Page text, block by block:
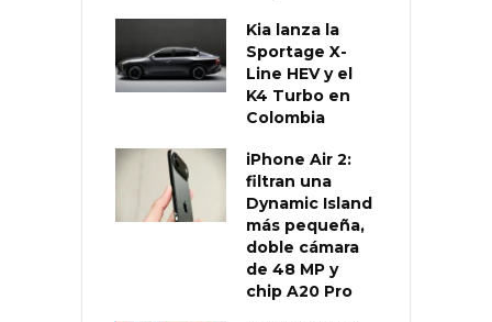
Kia lanza la
Sportage X-
Line HEV y el
K4 Turbo en
Colombia
iPhone Air 2:
filtran una
Dynamic Island
más pequeña,
doble cámara
de 48 MP y
chip A20 Pro